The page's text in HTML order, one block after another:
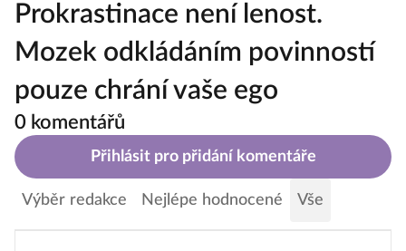
Prokrastinace není lenost.
Mozek odkládáním povinností
pouze chrání vaše ego
0 komentářů
Přihlásit pro přidání komentáře
Výběr redakce Nejlépe hodnocené Vše